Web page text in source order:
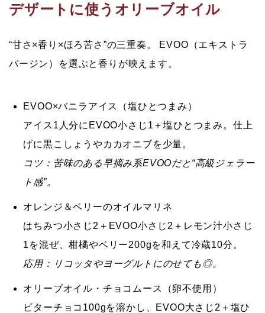
デザートに使うオリーブオイル
“甘さ×香り×ほろ苦さ”の三重奏。
EVOO（エキストラ
バージン）を選ぶと香りが映えます。
EVOO×バニラアイス（塩ひとつまみ）
アイス1人分に EVOO小さじ1 ＋塩ひとつまみ 。仕上
げに黒こしょうやカカオニブを少量。
コツ：苦味のある早摘み系EVOOだと“高級ジェラー
ト感”。
オレンジ＆ベリーのオイルマリネ
はちみつ小さじ2＋EVOO小さじ2＋レモン汁小さじ
1を混ぜ、柑橘やベリー200gを和えて冷蔵10分。
応用：リコッタやヨーグルトにのせても◎。
オリーブオイル・チョコムース（卵不使用）
ビターチョコ100gを溶かし、 EVOO大さじ2 ＋塩ひ